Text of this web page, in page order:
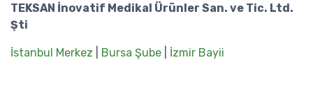
TEKSAN İnovatif Medikal Ürünler San. ve Tic. Ltd.
Şti
İstanbul Merkez Bursa Şube İzmir Bayii